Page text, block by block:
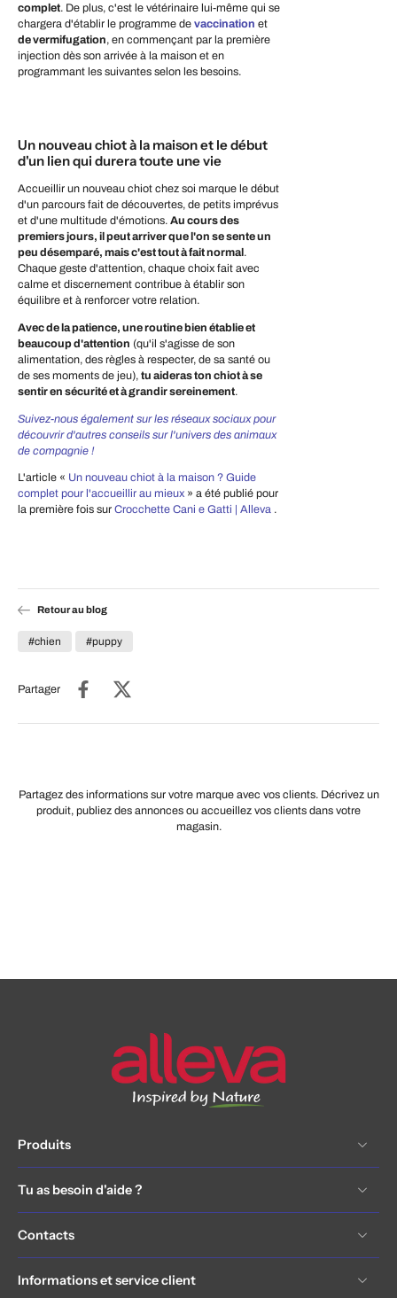
complet. De plus, c'est le vétérinaire lui-même qui se
chargera d'établir le programme de vaccination et
de vermifugation, en commençant par la première
injection dès son arrivée à la maison et en
programmant les suivantes selon les besoins.
Un nouveau chiot à la maison et le début
d'un lien qui durera toute une vie
Accueillir un nouveau chiot chez soi marque le début
d'un parcours fait de découvertes, de petits imprévus
et d'une multitude d'émotions. Au cours des
premiers jours, il peut arriver que l'on se sente un
peu désemparé, mais c'est tout à fait normal .
Chaque geste d'attention, chaque choix fait avec
calme et discernement contribue à établir son
équilibre et à renforcer votre relation.
Avec de la patience, une routine bien établie et
beaucoup d'attention (qu'il s'agisse de son
alimentation, des règles à respecter, de sa santé ou
de ses moments de jeu), tu aideras ton chiot à se
sentir en sécurité et à grandir sereinement.
Suivez-nous également sur les réseaux sociaux pour
découvrir d'autres conseils sur l'univers des animaux
de compagnie !
L'article « Un nouveau chiot à la maison ? Guide
complet pour l'accueillir au mieux » a été publié pour
la première fois sur Crocchette Cani e Gatti | Alleva .
Retour au blog
#chien #puppy
Partager
Partagez des informations sur votre marque avec vos clients. Décrivez un
produit, publiez des annonces ou accueillez vos clients dans votre
magasin.
Produits
Tu as besoin d'aide ?
Contacts
Informations et service client